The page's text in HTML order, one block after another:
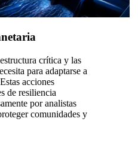
crítica y las
para adaptarse a
acciones
de resiliencia
por analistas
comunidades y